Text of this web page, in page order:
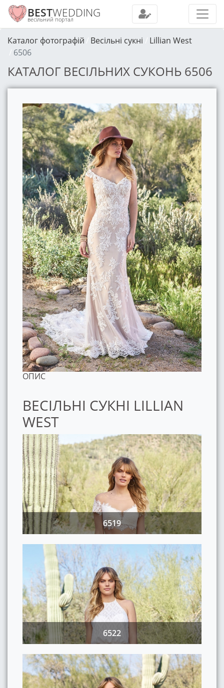
BESTWEDDING
весільний портал
Каталог фотографій Весільні сукні
Lillian West
6506
КАТАЛОГ ВЕСІЛЬНИХ СУКОНЬ 6506
ОПИС
ВЕСІЛЬНІ СУКНІ LILLIAN
WEST
6519
6522